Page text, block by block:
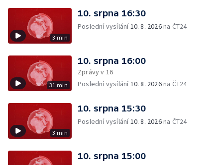
3 min
10. srpna 16:30
Poslední vysílání10. 8. 2026na ČT24
31 min
10. srpna 16:00
Zprávy v 16
Poslední vysílání10. 8. 2026na ČT24
3 min
10. srpna 15:30
Poslední vysílání10. 8. 2026na ČT24
10. srpna 15:00